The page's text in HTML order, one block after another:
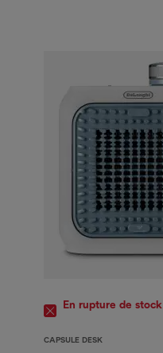
En rupture de stock
CAPSULE DESK